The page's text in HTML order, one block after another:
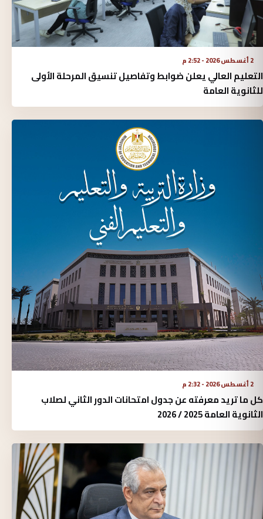
2 أغسطس 2026 - 2:52 م
التعليم العالي يعلن ضوابط وتفاصيل تنسيق المرحلة الأولى
للثانوية العامة
2 أغسطس 2026 - 2:32 م
كل ما تريد معرفته عن جدول امتحانات الدور الثاني لصلاب
الثانوية العامة 2025 / 2026